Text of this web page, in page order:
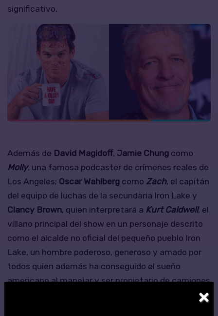
×
significativo.
Además de David Magidoff, Jamie Chung como
Molly, una famosa podcaster de crímenes reales de
Los Angeles; Oscar Wahlberg como Zach, el capitán
del equipo de luchas de la secundaria Iron Lake y
Clancy Brown, quien interpretará a Kurt Caldwell, el
villano principal del show en un personaje descrito
como el alcalde no oficial del pequeño pueblo Iron
Lake, un hombre poderoso, generoso y amado por
todos quien además ha conseguido el sueño
americano al manejar y ser propietario de camiones